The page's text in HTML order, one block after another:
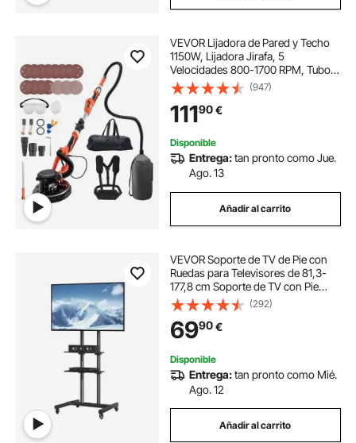
VEVOR Lijadora de Pared y Techo
1150W, Lijadora Jirafa, 5
Velocidades 800-1700 RPM, Tubo
Telescópico 1,4-1,8 m, Aspiradora
LED Integrados, 15 Hojas de Papel
de Lija, Pulidora para Pared de Yeso
Gotelé
(947)
11190€
Disponible
Entrega:tan pronto como Jue.
Ago. 13
Añadir al carrito
VEVOR Soporte de TV de Pie con
Ruedas para Televisores de 81,3-
177,8 cm Soporte de TV con Pie
Altura Ajustable 151-170 cm Soporte
de TV Universal Carga 60 kg
Bandeja doble VESA Máx. 400x600
mm Oficina
(292)
6990€
Disponible
Entrega:tan pronto como Mié.
Ago. 12
Añadir al carrito